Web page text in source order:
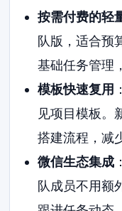
按需付费的轻
队版，适合预
基础任务管理
模板快速复用
见项目模板。
搭建流程，减
微信生态集成
队成员不用额